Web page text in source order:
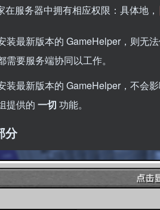
在服务器中拥有相应权限：具体地，
装最新版本的 GameHelper，则无
需要服务端协同以工作。
装最新版本的 GameHelper，不会
提供的 一切 功能。
分